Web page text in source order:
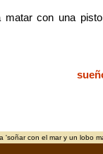
matarcon una
'soñar con el mar y un lobo